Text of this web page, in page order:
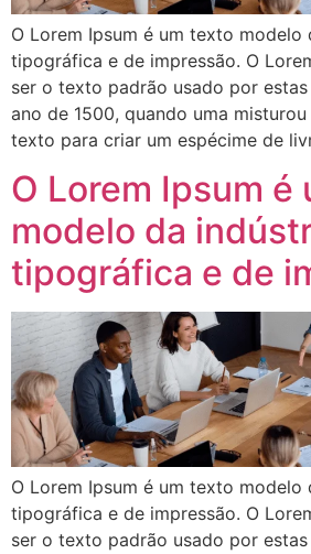
O Lorem Ipsum é um texto modelo
tipográfica e de impressão. O
ser o texto padrão usado por
ano de 1500, quando uma
texto para criar um espécime de
O Lorem Ipsum é
modelo da
tipográfica e de
O Lorem Ipsum é um texto modelo
tipográfica e de impressão. O
ser o texto padrão usado por